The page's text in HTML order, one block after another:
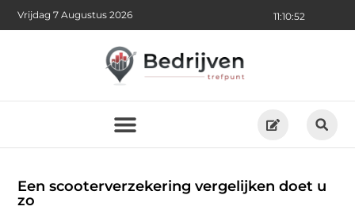
11:10:54
Vrijdag 7 Augustus 2026
Een scooterverzekering vergelijken doet u
zo